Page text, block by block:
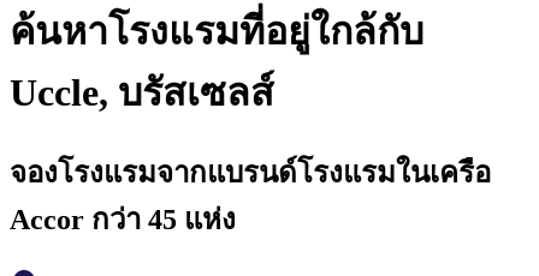
ค้นหาโรงแรมที่อยู่ใกล้กับ
Uccle, บรัสเซลส์
จองโรงแรมจากแบรนด์โรงแรมในเครือ
Accor กว่า 45 แห่ง